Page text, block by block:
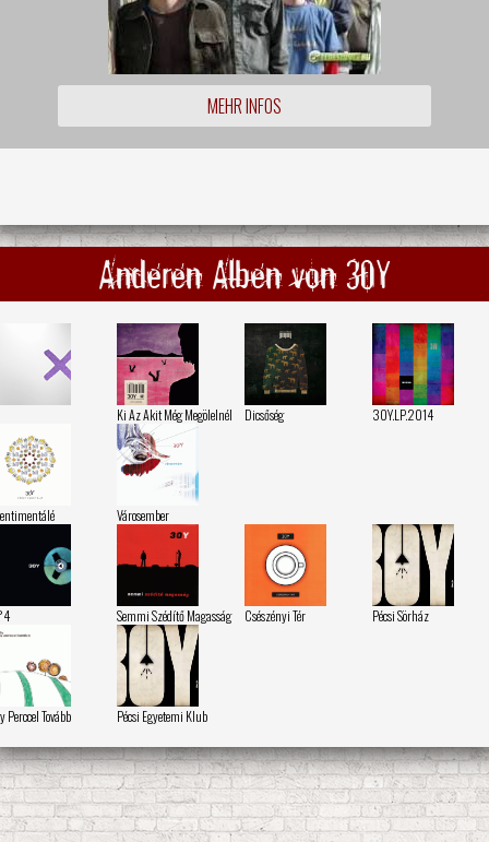
MEHR INFOS
Anderen Alben von 30Y
Ki Az Akit Még Megölelnél Dicsőség 30Y.LP.2014
Városember
Semmi Szédítő Magasság Csészényi Tér Pécsi Sörház
Perccel Tovább Pécsi Egyetemi Klub